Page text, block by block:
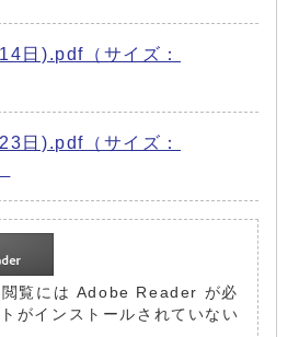
日).pdf（サイズ：
日).pdf（サイズ：
閲覧には Adobe Reader が必
がインストールされていない